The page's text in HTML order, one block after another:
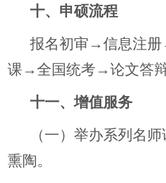
十、申硕流程
报名初审→信息注
课→全国统考→论文答
十一、增值服务
（一）举办系列名
熏陶。